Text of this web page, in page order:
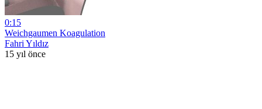
0:15
Weichgaumen Koagulation
Fahri Yıldız
15 yıl önce